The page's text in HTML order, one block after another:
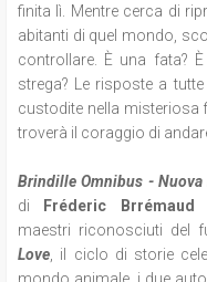
finita lì. Mentre cerca di
abitanti di quel mondo,
controllare. È una fata?
strega? Le risposte a
custodite nella misteriosa
troverà il coraggio di
Brindille Omnibus - Nuova
di
Fréderic Brrémaud
maestri riconosciuti del
Love , il ciclo di storie